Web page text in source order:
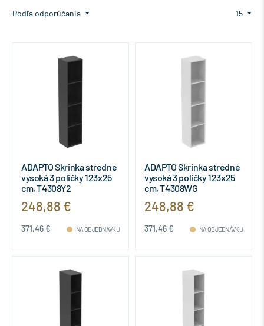
Podľa odporúčania 15
ADAPTO Skrinka stredne
vysoká 3 poličky 123x25
cm, T4308Y2
248,88 €
371,46 € NA OBJEDNÁVKU
ADAPTO Skrinka stredne
vysoká 3 poličky 123x25
cm, T4308WG
248,88 €
371,46 € NA OBJEDNÁVKU